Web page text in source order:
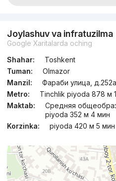
Joylashuv va infratuzilma
Google Xaritalarda oching
Shahar:
Toshkent
Tuman:
Olmazor
Manzil:
Фараби улица, д.252a
Metro:
Tinchlik piyoda 878 м
Maktab:
Средняя
piyoda 352 м 4 мин
Korzinka:
piyoda 420 м 5 мин